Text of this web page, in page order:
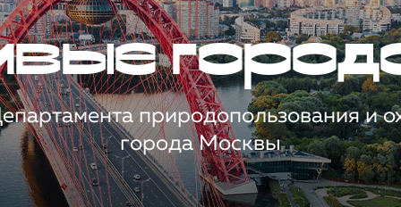
природопользования
города Москвы